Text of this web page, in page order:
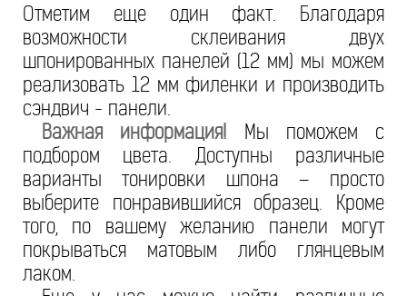
Отметим еще один факт. Благодаря
возможности склеивания двух
шпонированных панелей (12 мм) мы можем
реализовать 12 мм филенки и производить
сэндвич - панели.
Важная информация! Мы поможем с
подбором цвета. Доступны различные
варианты тонировки шпона – просто
выберите понравившийся образец. Кроме
того, по вашему желанию панели могут
покрываться матовым либо глянцевым
лаком.